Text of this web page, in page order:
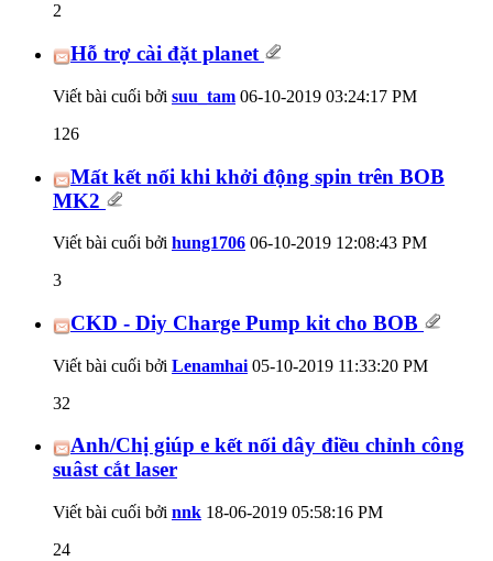
2
Hỗ trợ cài đặt planet
Viết bài cuối bởi suu_tam 06-10-2019 03:24:17 PM
126
Mất kết nối khi khởi động spin trên BOB
MK2
Viết bài cuối bởi hung1706 06-10-2019 12:08:43 PM
3
CKD - Diy Charge Pump kit cho BOB
Viết bài cuối bởi Lenamhai 05-10-2019 11:33:20 PM
32
Anh/Chị giúp e kết nối dây điều chỉnh công
suâst cắt laser
Viết bài cuối bởi nnk 18-06-2019 05:58:16 PM
24